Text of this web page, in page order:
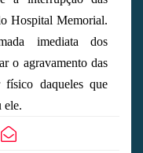
Hospital Memorial.
imediata dos
o agravamento das
físico daqueles que
ele.